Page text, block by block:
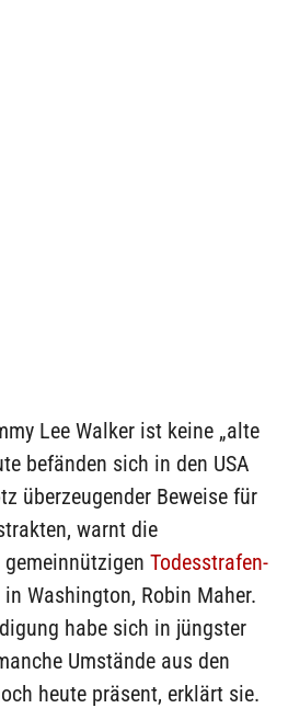
Lee Walker ist keine „alte
befänden sich in den USA
überzeugender Beweise für
warnt die
Todesstrafen-
in Washington, Robin Maher.
habe sich in jüngster
Umstände aus den
heute präsent, erklärt sie.